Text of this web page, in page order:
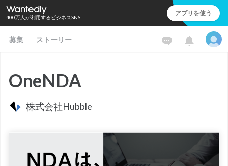
400万人が利用するビジネスSNS アプリを使う
募集 ストーリー
OneNDA
株式会社Hubble